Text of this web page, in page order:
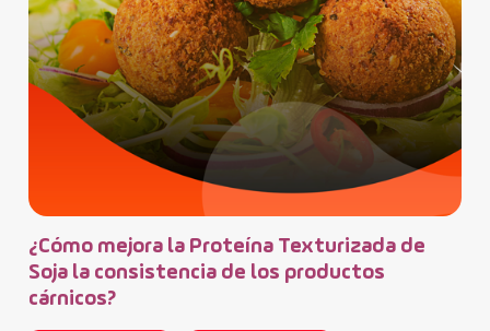
¿Cómo mejora la Proteína Texturizada de
Soja la consistencia de los productos
cárnicos?